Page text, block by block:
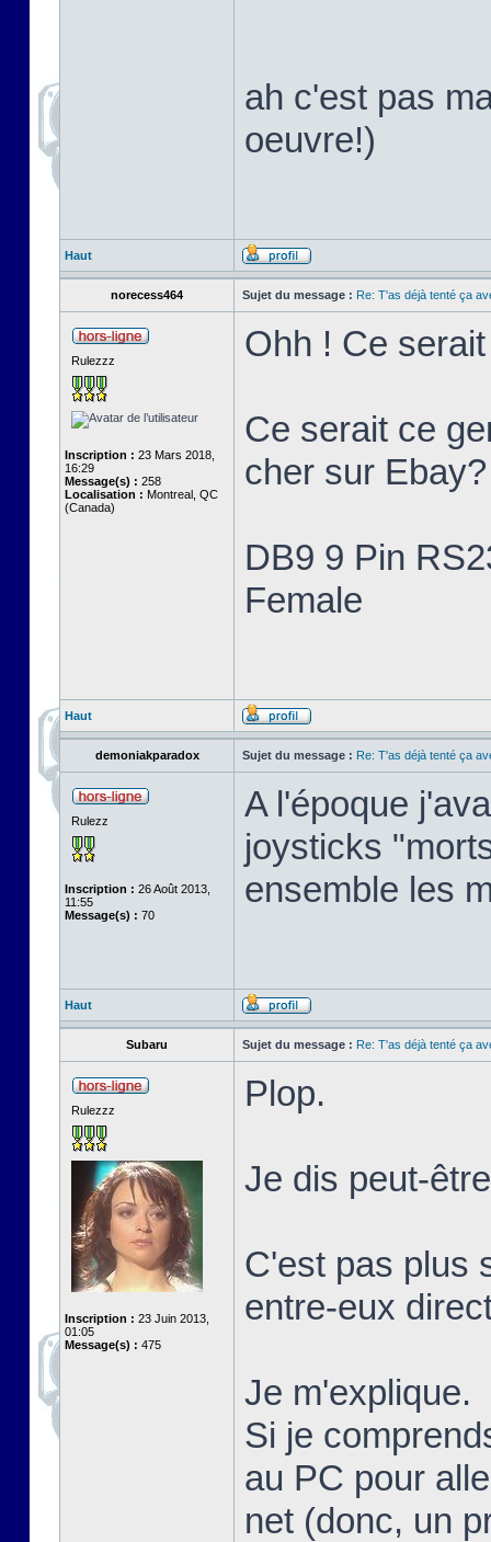
ah c'est pas
oeuvre!)
Haut
norecess464 Sujet du message : Re: T'as déjà tenté ça
Rulezzz
Inscription : 23 Mars 2018,
16:29
Message(s) : 258
Localisation : Montreal, QC
(Canada)
Ohh ! Ce
Ce serait ce
cher sur Ebay?
DB9 9 Pin
Female
Haut
demoniakparadox Sujet du message : Re: T'as déjà tenté ça
Rulezz
Inscription : 26 Août 2013,
11:55
Message(s) : 70
A l'époque
joysticks
ensemble les
Haut
Subaru Sujet du message : Re: T'as déjà tenté ça
Rulezzz
Inscription : 23 Juin 2013,
01:05
Message(s) : 475
Plop.
Je dis peut-
C'est pas plus
entre-eux
Je m'explique.
Si je
au PC pour
net (donc, un